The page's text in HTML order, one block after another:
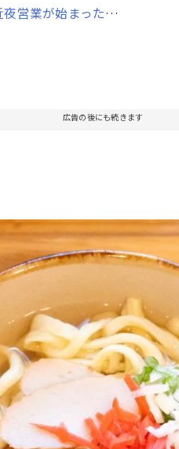
夜営業が始まった…
広告の後にも続きます